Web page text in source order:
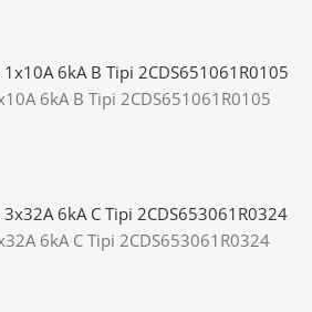
6kA B Tipi 2CDS651061R0105
6kA C Tipi 2CDS653061R0324